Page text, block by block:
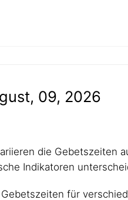
09, 2026
die Gebetszeiten
Indikatoren
für